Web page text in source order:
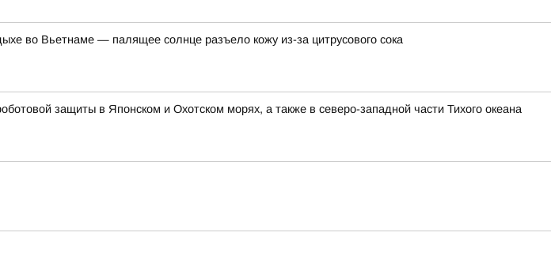
во Вьетнаме — палящее солнце разъело кожу из-за цитрусового сока
защиты в Японском и Охотском морях, а также в северо-западной части Тихого океана